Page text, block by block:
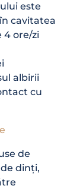
este
cavitatea
4 ore/zi
albirii
cu
de
dinți,